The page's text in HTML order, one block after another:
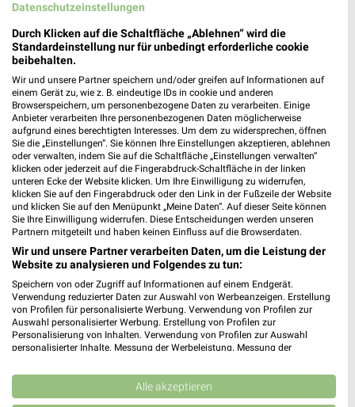
4 km
Gartenabverkauf
Gültig bis Sa. 15.08.
4 km
Spare bis zu 70%
Gültig bis Sa. 15.08.
mömax ROLLER
Datenschutzeinstellungen
Durch Klicken auf die Schaltfläche „Ablehnen“ wird die
Standardeinstellung nur für unbedingt erforderliche cookie
beibehalten.
Wir und unsere Partner speichern und/oder greifen auf Informationen auf
einem Gerät zu, wie z. B. eindeutige IDs in cookie und anderen
Browserspeichern, um personenbezogene Daten zu verarbeiten. Einige
Anbieter verarbeiten Ihre personenbezogenen Daten möglicherweise
aufgrund eines berechtigten Interesses. Um dem zu widersprechen, öffnen
Sie die „Einstellungen“. Sie können Ihre Einstellungen akzeptieren, ablehnen
oder verwalten, indem Sie auf die Schaltfläche „Einstellungen verwalten“
klicken oder jederzeit auf die Fingerabdruck-Schaltfläche in der linken
unteren Ecke der Website klicken. Um Ihre Einwilligung zu widerrufen,
klicken Sie auf den Fingerabdruck oder den Link in der Fußzeile der Website
und klicken Sie auf den Menüpunkt „Meine Daten“. Auf dieser Seite können
Sie Ihre Einwilligung widerrufen. Diese Entscheidungen werden unseren
Partnern mitgeteilt und haben keinen Einfluss auf die Browserdaten.
Wir und unsere Partner verarbeiten Daten, um die Leistung der
Website zu analysieren und Folgendes zu tun:
Speichern von oder Zugriff auf Informationen auf einem Endgerät.
Verwendung reduzierter Daten zur Auswahl von Werbeanzeigen. Erstellung
von Profilen für personalisierte Werbung. Verwendung von Profilen zur
Auswahl personalisierter Werbung. Erstellung von Profilen zur
Personalisierung von Inhalten. Verwendung von Profilen zur Auswahl
personalisierter Inhalte. Messung der Werbeleistung. Messung der
Kombinationen von Daten aus verschiedenen Quellen. Entwicklung und
Verbesserung der Angebote. Verwendung reduzierter Daten zur Auswahl
von Inhalten.
Alle akzeptieren